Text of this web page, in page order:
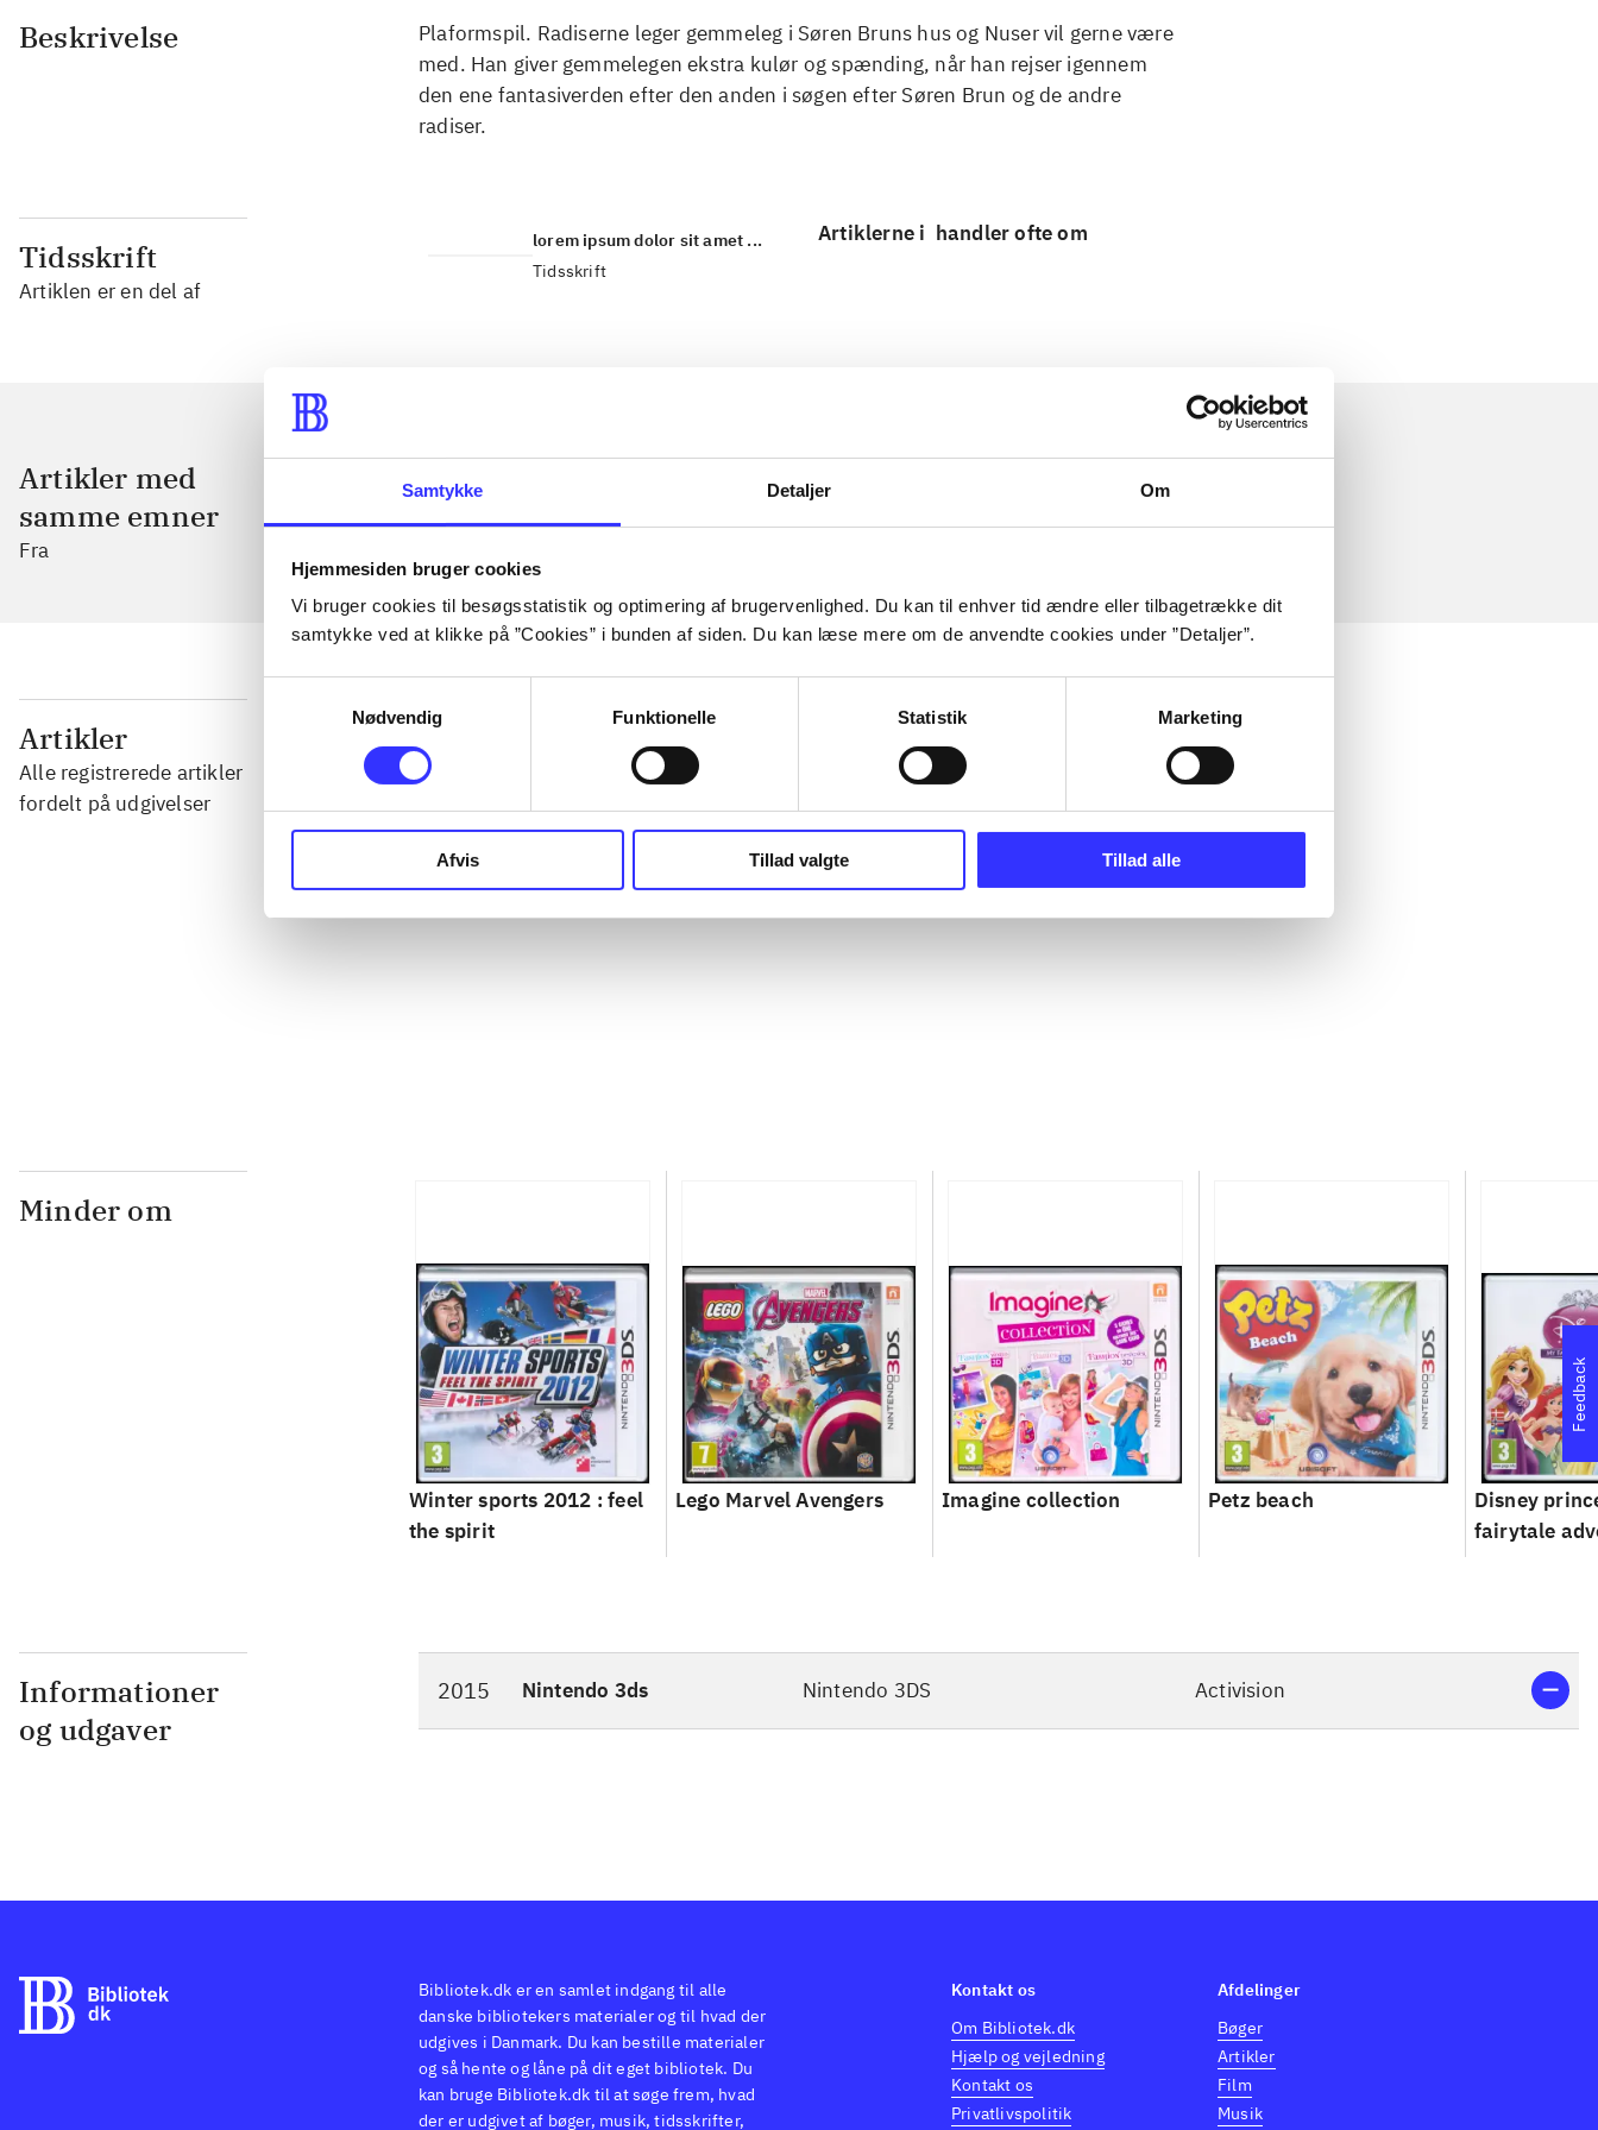
Samtykke Detaljer Om
Hjemmesiden bruger cookies
Vi bruger cookies til besøgsstatistik og optimering af brugervenlighed. Du kan til enhver tid ændre eller tilbagetrække dit
samtykke ved at klikke på ”Cookies” i bunden af siden. Du kan læse mere om de anvendte cookies under ”Detaljer”.
Nødvendig
Funktionelle Statistik Marketing
Afvis Tillad valgte Tillad alle
Beskrivelse
Plaformspil. Radiserne leger gemmeleg i Søren Bruns hus og Nuser vil gerne være
med. Han giver gemmelegen ekstra kulør og spænding, når han rejser igennem
den ene fantasiverden efter den anden i søgen efter Søren Brun og de andre
radiser.
Tidsskrift
Artiklen er en del af
lorem ipsum dolor sit amet ...
Tidsskrift
Artiklerne i handler ofte om
Artikler med
samme emner
Fra
Artikler
Alle registrerede artikler
fordelt på udgivelser
...
Minder om
Winter sports 2012 : feel
the spirit
Lego Marvel Avengers Imagine collection Petz beach
Disney
fairytale
Informationer
og udgaver
2015 Nintendo 3ds Nintendo 3DS Activision
Feedback
Bibliotek.dk er en samlet indgang til alle
danske bibliotekers materialer og til hvad der
udgives i Danmark. Du kan bestille materialer
og så hente og låne på dit eget bibliotek. Du
kan bruge Bibliotek.dk til at søge frem, hvad
der er udgivet af bøger, musik, tidsskrifter,
Kontakt os
Om Bibliotek.dk
Hjælp og vejledning
Kontakt os
Privatlivspolitik
Afdelinger
Bøger
Artikler
Film
Musik